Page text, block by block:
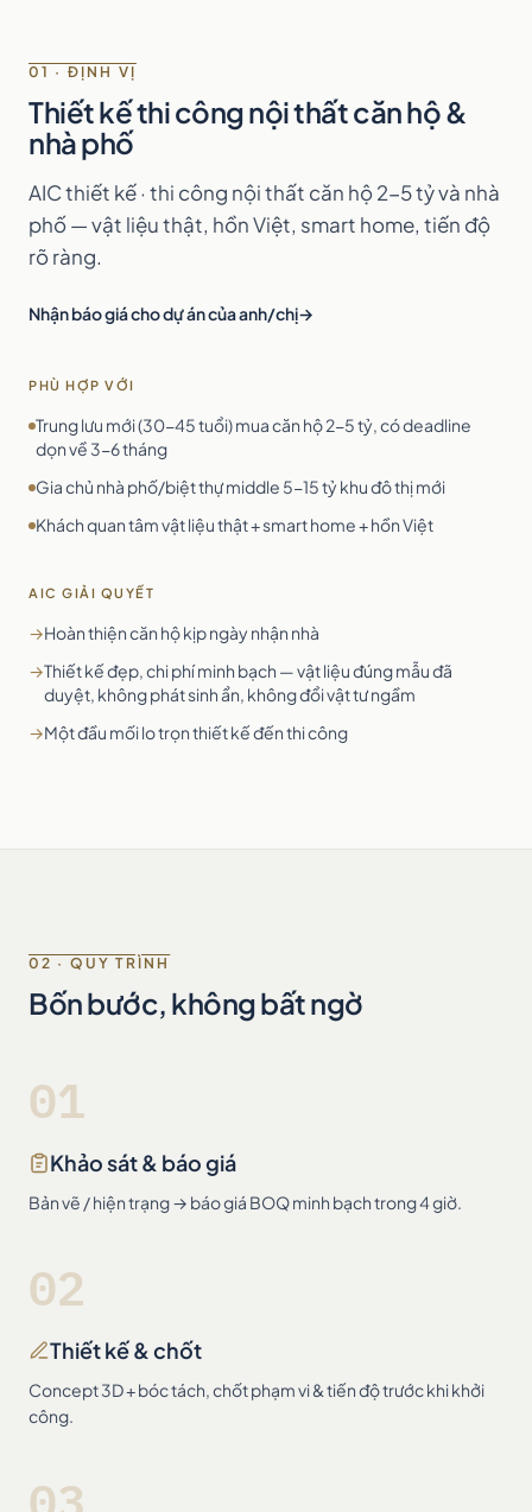
01 · ĐỊNH VỊ
Thiết kế thi công nội thất căn hộ &
nhà phố
AIC thiết kế · thi công nội thất căn hộ 2-5 tỷ và nhà
phố — vật liệu thật, hồn Việt, smart home, tiến độ
rõ ràng.
Nhận báo giá cho dự án của anh/chị
PHÙ HỢP VỚI
Trung lưu mới (30-45 tuổi) mua căn hộ 2-5 tỷ, có deadline
dọn về 3-6 tháng
Gia chủ nhà phố/biệt thự middle 5-15 tỷ khu đô thị mới
Khách quan tâm vật liệu thật + smart home + hồn Việt
AIC GIẢI QUYẾT
→Hoàn thiện căn hộ kịp ngày nhận nhà
→Thiết kế đẹp, chi phí minh bạch — vật liệu đúng mẫu đã
duyệt, không phát sinh ẩn, không đổi vật tư ngầm
→Một đầu mối lo trọn thiết kế đến thi công
02 · QUY TRÌNH
Bốn bước, không bất ngờ
01
Khảo sát & báo giá
Bản vẽ / hiện trạng → báo giá BOQ minh bạch trong 4 giờ.
02
Thiết kế & chốt
Concept 3D + bóc tách, chốt phạm vi & tiến độ trước khi khởi
công.